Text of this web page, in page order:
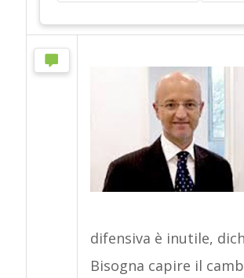
difensiva è inutile,
Bisogna capire il